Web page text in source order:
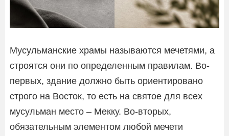
Мусульманские храмы называются мечетями, а
строятся они по определенным правилам. Во-
первых, здание должно быть ориентировано
строго на Восток, то есть на святое для всех
мусульман место – Мекку. Во-вторых,
обязательным элементом любой мечети